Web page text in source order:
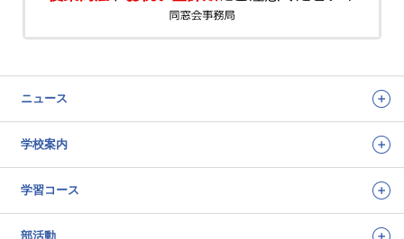
ニュース
学校案内
学習コース
部活動